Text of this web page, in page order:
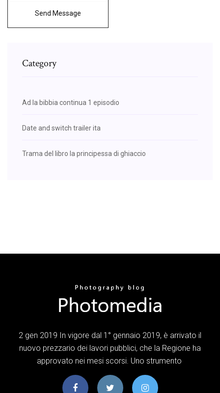
Send Message
Category
Ad la bibbia continua 1 episodio
Date and switch trailer ita
Trama del libro la principessa di ghiaccio
2 gen 2019 In vigore dal 1° gennaio 2019, è arrivato il
nuovo prezzario dei lavori pubblici, che la Regione ha
approvato nei mesi scorsi. Uno strumento